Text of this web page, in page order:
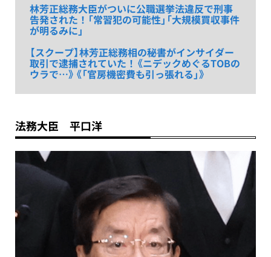
林芳正総務大臣がついに公職選挙法違反で刑事
告発された！「常習犯の可能性」「大規模買収事件
が明るみに」
【スクープ】林芳正総務相の秘書がインサイダー
取引で逮捕されていた！《ニデックめぐるTOBの
ウラで…》《「官房機密費も引っ張れる」》
法務大臣 平口洋